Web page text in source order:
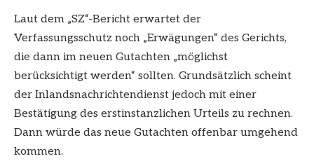
Laut dem „SZ“-Bericht erwartet der
Verfassungsschutz noch „Erwägungen“ des Gerichts,
die dann im neuen Gutachten „möglichst
berücksichtigt werden“ sollten. Grundsätzlich scheint
der Inlandsnachrichtendienst jedoch mit einer
Bestätigung des erstinstanzlichen Urteils zu rechnen.
Dann würde das neue Gutachten offenbar umgehend
kommen.